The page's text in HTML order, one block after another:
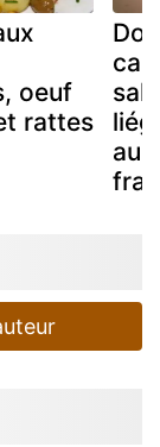
oeuf
rattes
au